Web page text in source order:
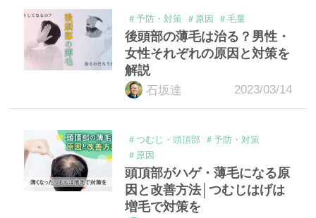
＃予防・対策 ＃原因 ＃毛量
後頭部の薄毛は治る？男性・
女性それぞれの原因と対策を
解説
石坂達
2023/03/14
＃つむじ・頭頂部
＃予防・対策
＃原因
頭頂部がハゲ・薄毛になる原
因と改善方法│つむじはげは
増毛で対策を